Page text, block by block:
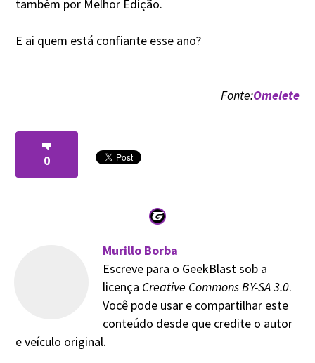
também por Melhor Edição.
E ai quem está confiante esse ano?
Fonte:Omelete
0
Murillo Borba
Escreve para o GeekBlast sob a
licença Creative Commons BY-SA 3.0.
Você pode usar e compartilhar este
conteúdo desde que credite o autor
e veículo original.